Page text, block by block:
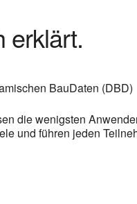
erklärt.
BauDaten (DBD)
die wenigsten
und führen jeden